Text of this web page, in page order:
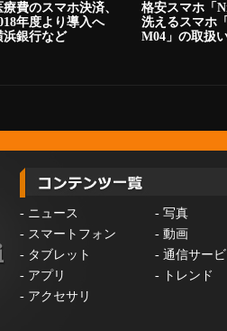
療費のスマホ決済、
年度より導入へ
浜銀行など
格安スマホ
洗えるスマホ
M04」の取扱
- ニュース - 写真
- スマートフォン - 動画
- タブレット - 通信サー
- アプリ -
トレンド
- アクセサリ